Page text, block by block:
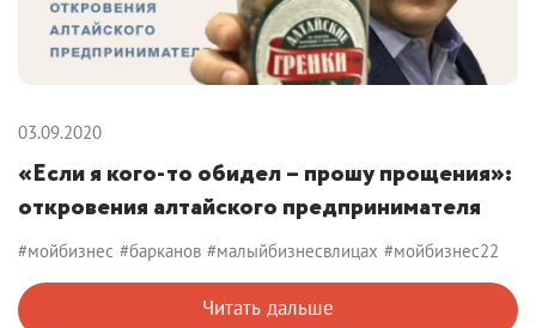
03.09.2020
«Если я кого-то обидел – прошу прощения»:
откровения алтайского предпринимателя
#мойбизнес #барканов #малыйбизнесвлицах #мойбизнес22
Читать дальше